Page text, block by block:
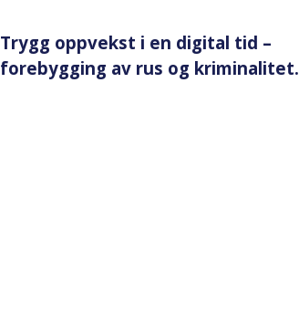
Trygg oppvekst i en digital tid –
forebygging av rus og kriminalitet.